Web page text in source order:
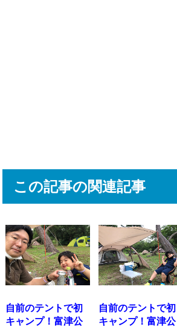
この記事の関連記事
自前のテントで初
キャンプ！富津公
自前のテントで初
キャンプ！富津公